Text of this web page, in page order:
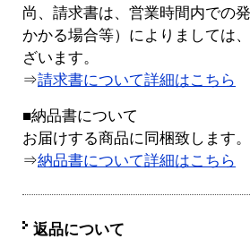
尚、請求書は、営業時間内での
かかる場合等）によりましては
ざいます。
⇒請求書について詳細はこちら
■納品書について
お届けする商品に同梱致します。
⇒納品書について詳細はこちら
返品について